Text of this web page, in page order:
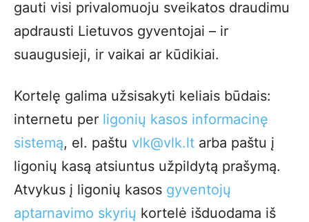
gauti visi privalomuoju sveikatos draudimu
apdrausti Lietuvos gyventojai – ir
suaugusieji, ir vaikai ar kūdikiai.
Kortelę galima užsisakyti keliais būdais:
internetu per ligonių kasos informacinę
sistemą, el. paštu vlk@vlk.lt arba paštu į
ligonių kasą atsiuntus užpildytą prašymą.
Atvykus į ligonių kasos gyventojų
aptarnavimo skyrių kortelė išduodama iš